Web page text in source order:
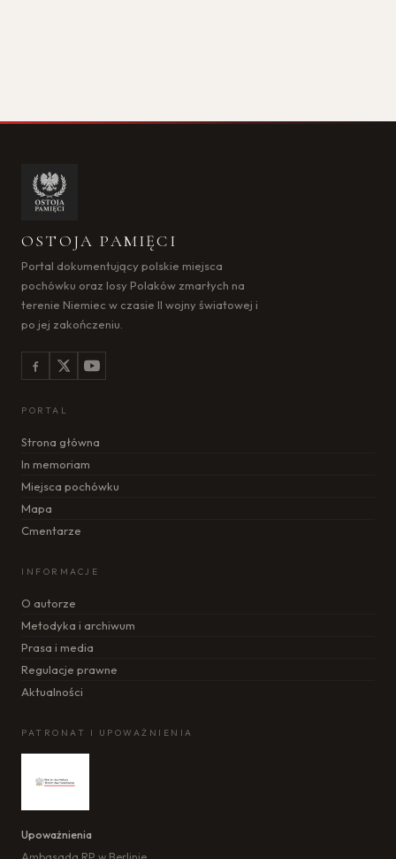
OSTOJA PAMIĘCI
Portal dokumentujący polskie miejsca
pochówku oraz losy Polaków zmarłych na
terenie Niemiec w czasie II wojny światowej i
po jej zakończeniu.
PORTAL
Strona główna
In memoriam
Miejsca pochówku
Mapa
Cmentarze
INFORMACJE
O autorze
Metodyka i archiwum
Prasa i media
Regulacje prawne
Aktualności
PATRONAT I UPOWAŻNIENIA
Upoważnienia